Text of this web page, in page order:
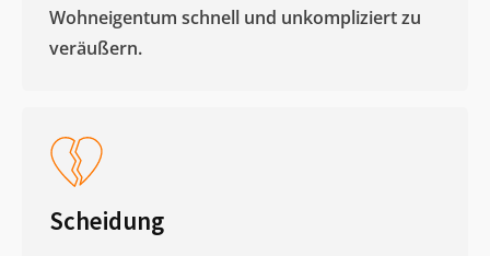
Wohneigentum schnell und unkompliziert zu
veräußern. ​
Scheidung